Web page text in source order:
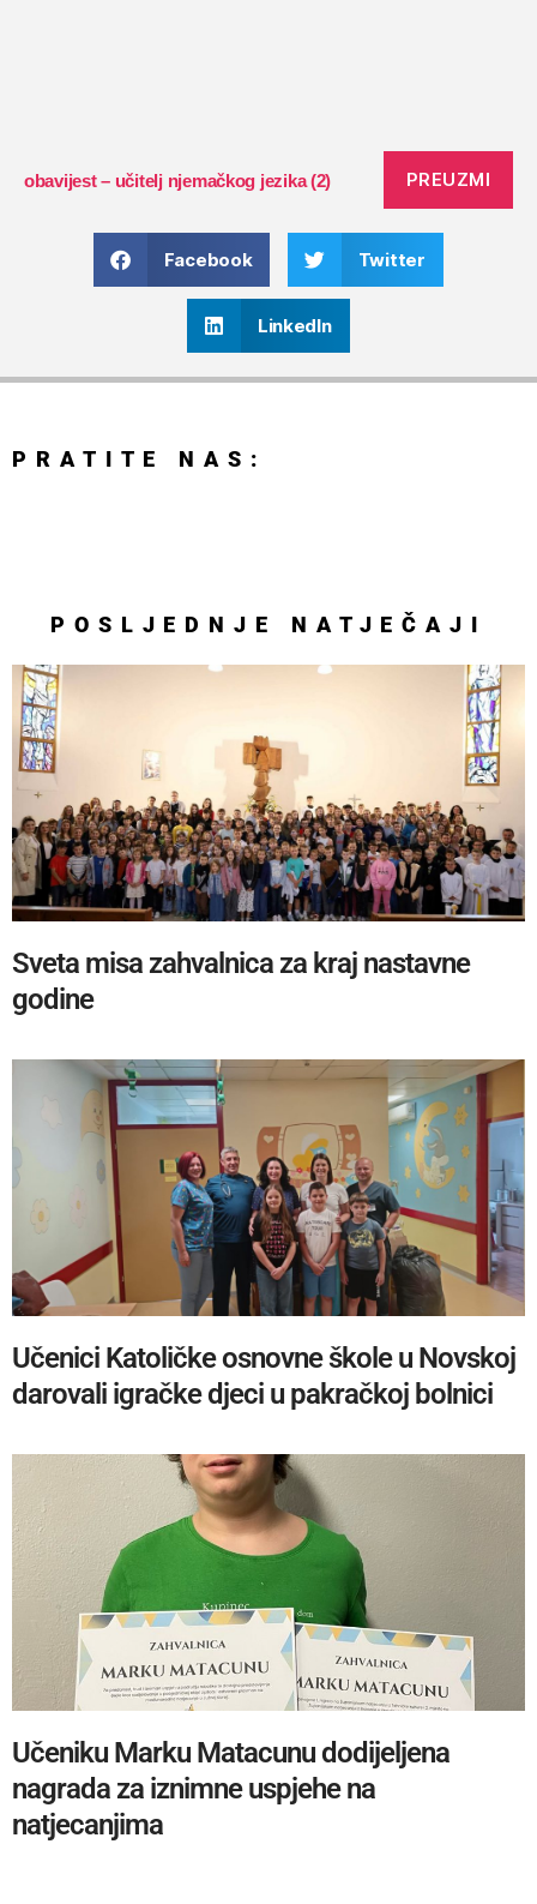
obavijest – učitelj njemačkog jezika (2) PREUZMI
Facebook Twitter
LinkedIn
PRATITE NAS:
POSLJEDNJE NATJEČAJI
Sveta misa zahvalnica za kraj nastavne
godine
Učenici Katoličke osnovne škole u Novskoj
darovali igračke djeci u pakračkoj bolnici
Učeniku Marku Matacunu dodijeljena
nagrada za iznimne uspjehe na
natjecanjima